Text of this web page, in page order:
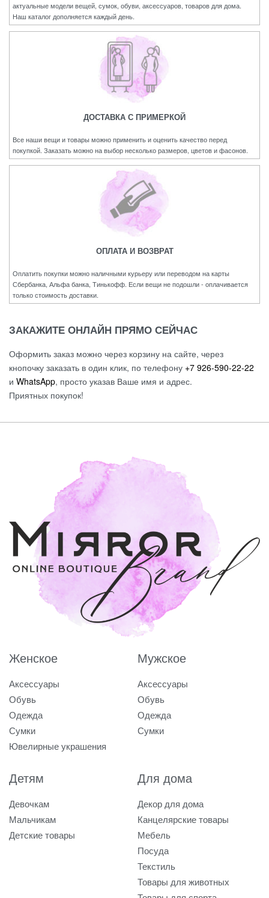
актуальные модели вещей, сумок, обуви, аксессуаров, товаров для дома.
Наш каталог дополняется каждый день.
ДОСТАВКА С ПРИМЕРКОЙ
Все наши вещи и товары можно применить и оценить качество перед
покупкой. Заказать можно на выбор несколько размеров, цветов и фасонов.
ОПЛАТА И ВОЗВРАТ
Оплатить покупки можно наличными курьеру или переводом на карты
Сбербанка, Альфа банка, Тинькофф. Если вещи не подошли - оплачивается
только стоимость доставки.
ЗАКАЖИТЕ ОНЛАЙН ПРЯМО СЕЙЧАС
Оформить заказ можно через корзину на сайте, через
кнопочку заказать в один клик, по телефону +7 926-590-22-22
и WhatsApp, просто указав Ваше имя и адрес.
Приятных покупок!
Женское
Аксессуары
Обувь
Одежда
Сумки
Ювелирные украшения
Мужское
Аксессуары
Обувь
Одежда
Сумки
Детям
Девочкам
Мальчикам
Детские товары
Для дома
Декор для дома
Канцелярские товары
Мебель
Посуда
Текстиль
Товары для животных